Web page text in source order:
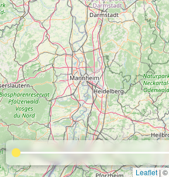
Leaflet| ©